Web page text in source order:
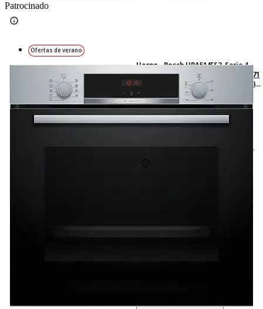
Patrocinado
Ofertas de verano
Ficha técnica
Horno - Bosch HBA514ES3, Serie 4,
Multifunción, Limpieza por agua, 71
l, HotAir 3D, Mandos ocultables, 60
cm, inox
194Basado en 194 valoraciones
Simula tu financiación*